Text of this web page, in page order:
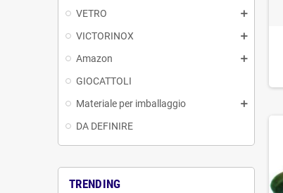
VETRO
VICTORINOX
Amazon
GIOCATTOLI
Materiale per imballaggio
DA DEFINIRE
TRENDING